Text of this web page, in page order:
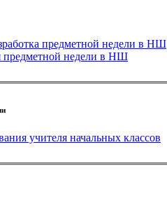
предметной недели в НШ
предметной недели в НШ
учителя начальных классов